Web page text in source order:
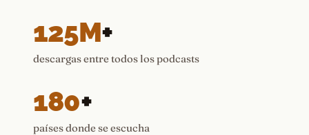
125M+
descargas entre todos los podcasts
180+
países donde se escucha